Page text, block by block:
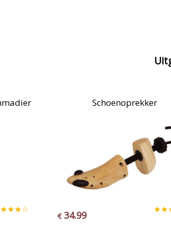
Pommadier Poetsset
A dviesprijs: